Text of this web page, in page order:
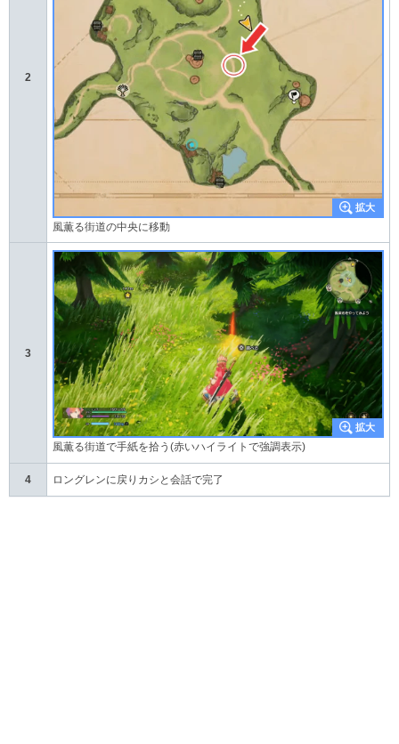
2
風薫る街道の中央に移動
3
風薫る街道で手紙を拾う(赤いハイライトで強調表示)
4 ロングレンに戻りカシと会話で完了